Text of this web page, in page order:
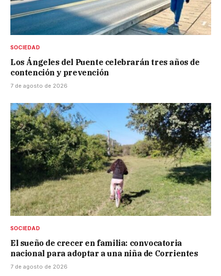
SOCIEDAD
Los Ángeles del Puente celebrarán tres años de
contención y prevención
7 de agosto de 2026
SOCIEDAD
El sueño de crecer en familia: convocatoria
nacional para adoptar a una niña de Corrientes
7 de agosto de 2026